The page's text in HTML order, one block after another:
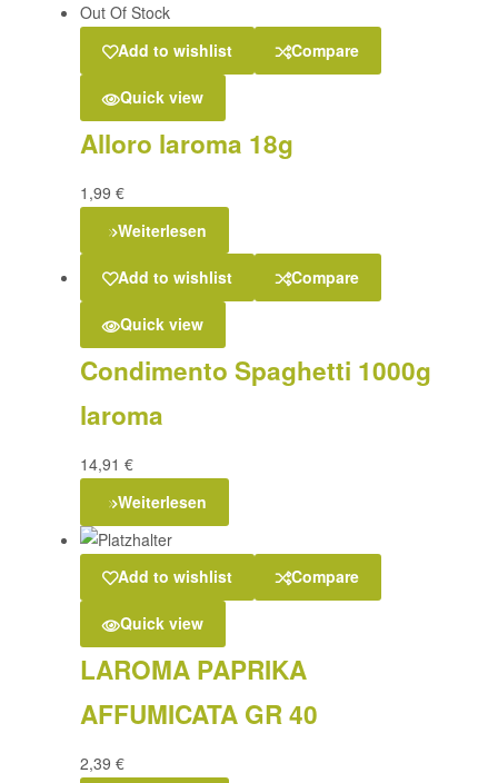
Out Of Stock
Add to wishlist
Compare
Quick view
Alloro laroma 18g
1,99 €
Weiterlesen
Add to wishlist Compare
Quick view
Condimento Spaghetti 1000g
laroma
14,91 €
Weiterlesen
Add to wishlist Compare
Quick view
LAROMA PAPRIKA
AFFUMICATA GR 40
2,39 €